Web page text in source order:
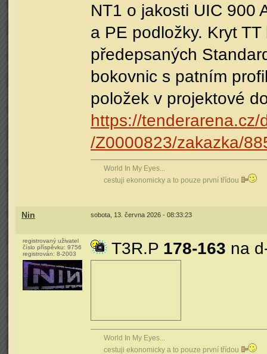
NT1 o jakosti UIC 900
a PE podložky. Kryt
předepsaných
bokovnic s patním
položek v projektové
https://
/Z0000823/zakazka/
World In My Eyes...
cestuji ekonomicky a to pouze první třídou
Nin sobota, 13. června 2026 - 08:33:23
registrovaný uživatel
číslo příspěvku: 9756
registrován: 8-2003 T3R.P 178-163 na
World In My Eyes...
cestuji ekonomicky a to pouze první třídou